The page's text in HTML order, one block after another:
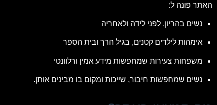
האתר פונה ל:
נשים בהריון, לפני לידה ולאחריה
אימהות לילדים קטנים, בגיל הרך ובית הספר
משפחות צעירות שמחפשות מידע אמין ורלוונטי
נשים שמחפשות חיבור, שייכות ומקום בו מבינים אותן.